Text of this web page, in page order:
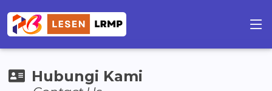
Hubungi Kami